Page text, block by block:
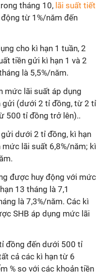
tháng 10, lãi suất tiết
từ 1%/năm đến
cho kì hạn 1 tuần, 2
tiền gửi kì hạn 1 và 2
là 5,5%/năm.
mức lãi suất áp dụng
gửi (dưới 2 tỉ đồng, từ 2 tỉ
500 tỉ đồng trở lên)..
dưới 2 tỉ đồng, kì hạn
lãi suất 6,8%/năm; kì
được huy động với mức
13 tháng là 7,1
là 7,3%/năm. Các kì
SHB áp dụng mức lãi
đồng đến dưới 500 tỉ
cả các kì hạn từ 6
% so với các khoản tiền